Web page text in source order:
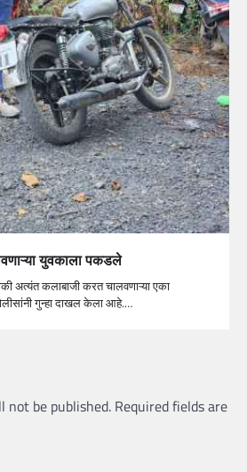
युवकाला पकडले
अत्यंत कलाबाजी करत चालवणाऱ्या एका
गुन्हा दाखल केला आहे.…
not be published. Required fields are